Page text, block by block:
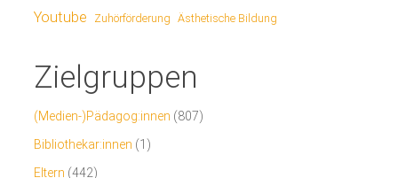
Youtube Zuhörförderung Ästhetische Bildung
Zielgruppen
(Medien-)Pädagog:innen (807)
Bibliothekar:innen (1)
Eltern (442)